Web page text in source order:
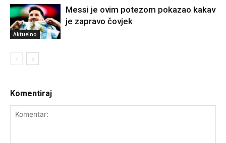
Aktuelno
Messi je ovim potezom pokazao kakav
je zapravo čovjek
Komentiraj